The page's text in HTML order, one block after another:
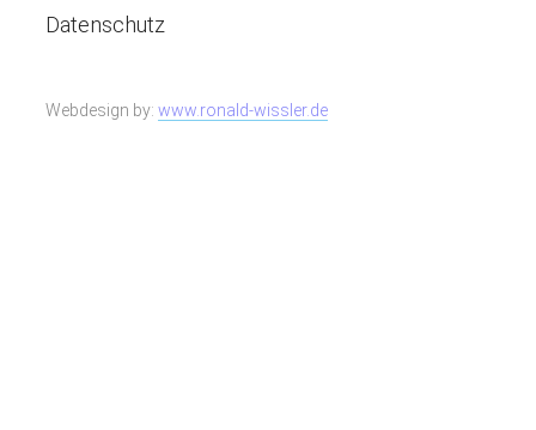
Datenschutz
Webdesign by: www.ronald-wissler.de